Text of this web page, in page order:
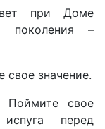
при Доме
поколения –
значение.
Поймите свое
перед